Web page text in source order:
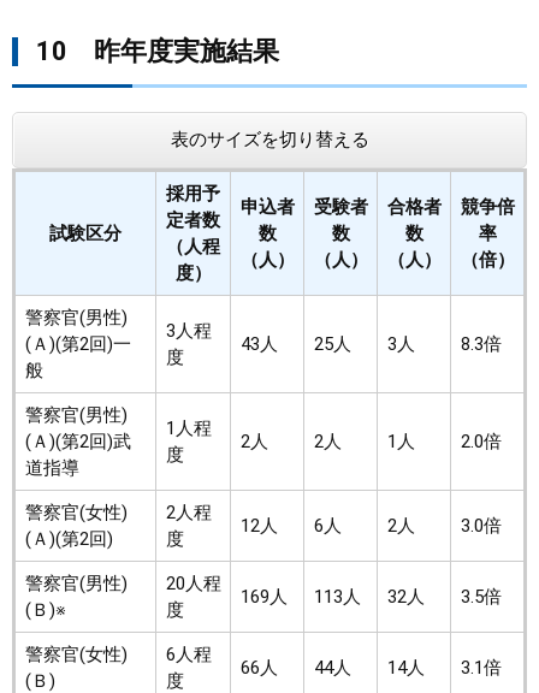
10 昨年度実施結果
表のサイズを切り替える
試験区分
採用予
定者数
（人程
度）
申込者
数
（人）
受験者
数
（人）
合格者
数
（人）
競争倍
率
（倍）
警察官(男性)
(Ａ)(第2回)一
般
3人程
度
43人 25人 3人 8.3倍
警察官(男性)
(Ａ)(第2回)武
道指導
1人程
度
2人 2人 1人 2.0倍​
警察官(女性)
(Ａ)(第2回)
2人程
度
12人 6人 2人 3.0倍
警察官(男性)
(Ｂ)※
20人程
度
169人 113人 32人 3.5倍
警察官(女性)
(Ｂ)
6人程
度
66人 44人 14人 3.1倍